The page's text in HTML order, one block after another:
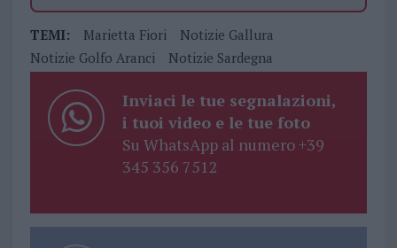
TEMI: Marietta Fiori
Notizie Gallura
Notizie Golfo Aranci
Notizie Sardegna
Inviaci le tue segnalazioni,
i tuoi video e le tue foto
Su WhatsApp al numero +39
345 356 7512